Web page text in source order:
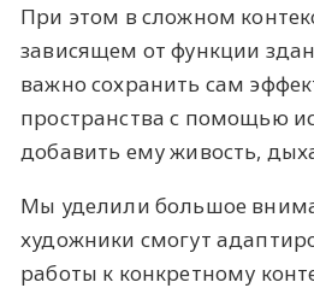
При этом в сложном
зависящем от функции
важно сохранить сам
пространства с помощью
добавить ему живость,
Мы уделили большое
художники смогут
работы к конкретному